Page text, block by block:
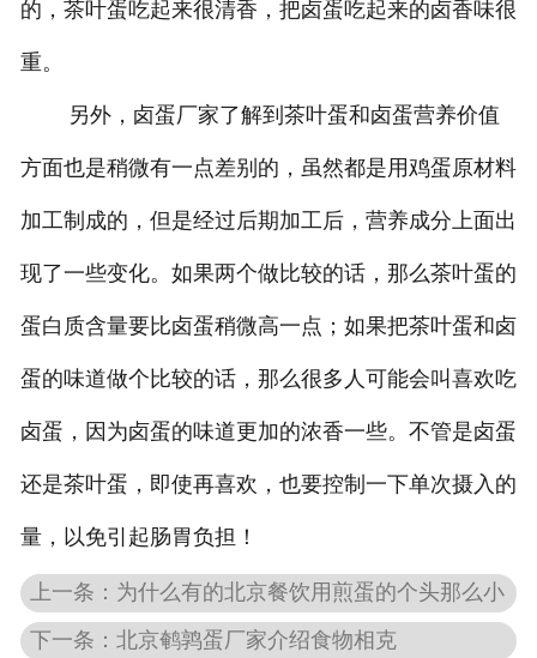
的，茶叶蛋吃起来很清香，把卤蛋吃起来的卤香味很
重。
另外，卤蛋厂家了解到茶叶蛋和卤蛋营养价值
方面也是稍微有一点差别的，虽然都是用鸡蛋原材料
加工制成的，但是经过后期加工后，营养成分上面出
现了一些变化。如果两个做比较的话，那么茶叶蛋的
蛋白质含量要比卤蛋稍微高一点；如果把茶叶蛋和卤
蛋的味道做个比较的话，那么很多人可能会叫喜欢吃
卤蛋，因为卤蛋的味道更加的浓香一些。不管是卤蛋
还是茶叶蛋，即使再喜欢，也要控制一下单次摄入的
量，以免引起肠胃负担！
上一条：为什么有的北京餐饮用煎蛋的个头那么小
下一条：北京鹌鹑蛋厂家介绍食物相克